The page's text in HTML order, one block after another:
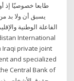
طابعا خصوصيّا إذ
يسبق أن ولا بد
الفاعلة الوطنية
Iraqi private joint
and specialized
Central Bank of